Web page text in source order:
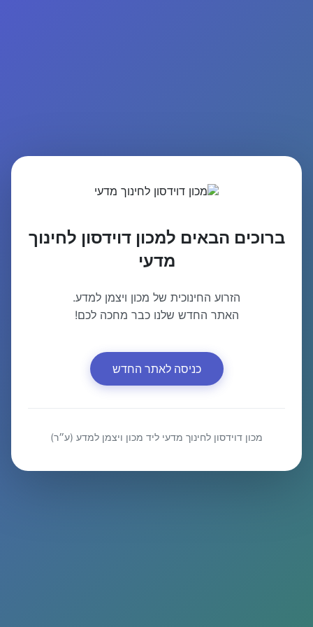
ברוכים הבאים למכון דוידסון לחינוך
מדעי
הזרוע החינוכית של מכון ויצמן למדע.
האתר החדש שלנו כבר מחכה לכם!
כניסה לאתר החדש
מכון דוידסון לחינוך מדעי ליד מכון ויצמן למדע (ע״ר)